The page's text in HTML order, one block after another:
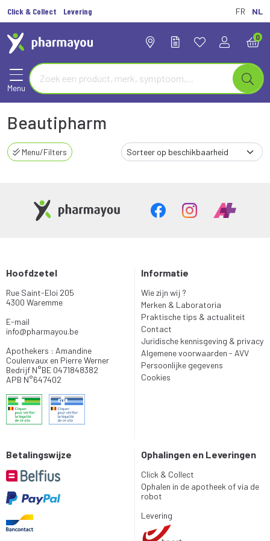
Click & Collect Levering FR NL
0
Menu
Beautipharm
Menu/Filters
Hoofdzetel
Rue Saint-Eloi 205
4300 Waremme
E-mail
info@pharmayou.be
Apothekers : Amandine
Coulenvaux en Pierre Werner
Bedrijf N°BE 0471848382
APB N°647402
Informatie
Wie zijn wij ?
Merken & Laboratoria
Praktische tips & actualiteit
Contact
Juridische kennisgeving & privacy
Algemene voorwaarden - AVV
Persoonlijke gegevens
Cookies
Betalingswijze Ophalingen en Leveringen
Click & Collect
Ophalen in de apotheek of via de
robot
Levering